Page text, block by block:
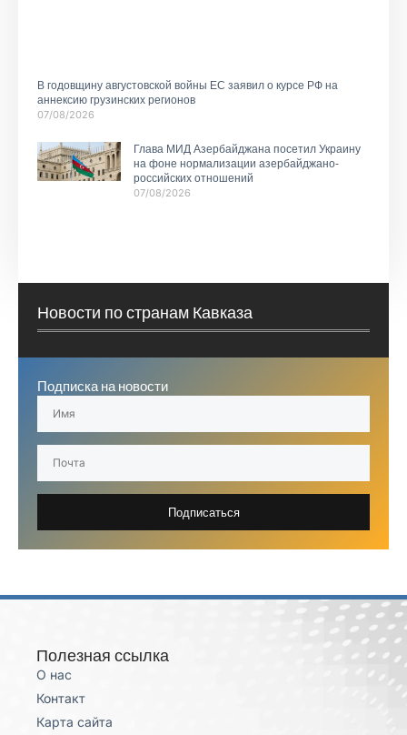
В годовщину августовской войны ЕС заявил о курсе РФ на
аннексию грузинских регионов
07/08/2026
Глава МИД Азербайджана посетил Украину
на фоне нормализации азербайджано-
российских отношений
07/08/2026
Новости по странам Кавказа
Подписка на новости
Подписаться
Полезная ссылка
О нас
Контакт
Карта сайта